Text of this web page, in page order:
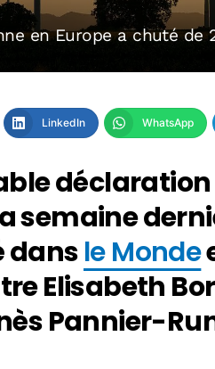
en Europe a chuté de
LinkedIn WhatsApp
semaine
dansle Monde
Elisabeth
Pannier-